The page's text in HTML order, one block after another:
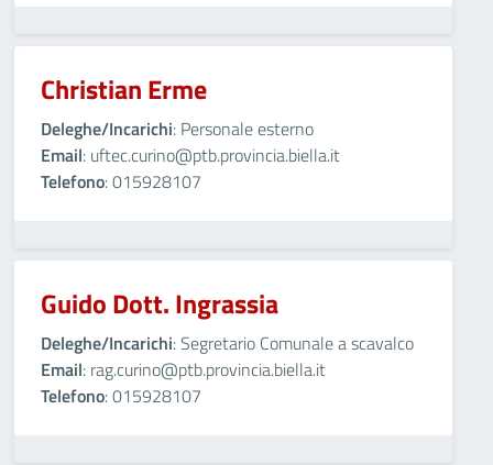
Christian Erme
Deleghe/Incarichi: Personale esterno
Email: uftec.curino@ptb.provincia.biella.it
Telefono: 015928107
Guido Dott. Ingrassia
Deleghe/Incarichi: Segretario Comunale a scavalco
Email: rag.curino@ptb.provincia.biella.it
Telefono: 015928107